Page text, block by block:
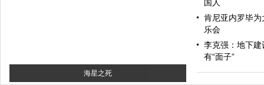
海星之死
国人
肯尼亚内罗毕
乐会
李克强：地下建
有“面子”